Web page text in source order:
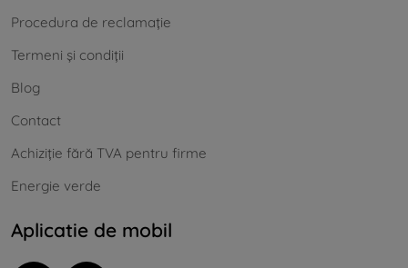
Procedura de reclamație
Termeni și condiții
Blog
Contact
Achiziție fără TVA pentru firme
Energie verde
Aplicatie de mobil